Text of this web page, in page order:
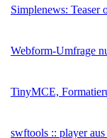
Simplenews: Teaser
Webform-Umfrage
TinyMCE,
swftools :: player